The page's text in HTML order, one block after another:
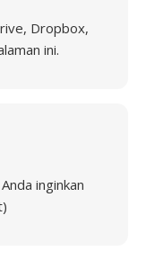
Dropbox,
ini.
inginkan